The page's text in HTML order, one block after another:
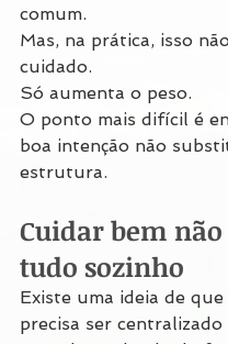
comum.
Mas, na prática, isso
cuidado.
Só aumenta o peso.
O ponto mais difícil é
boa intenção não
estrutura.
Cuidar bem
tudo sozinho
Existe uma ideia de
precisa ser